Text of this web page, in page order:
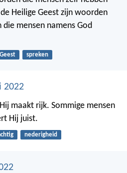
Heilige Geest zijn woorden
die mensen namens God
Geest spreken
2022
maakt rijk. Sommige mensen
Hij juist.
nederigheid